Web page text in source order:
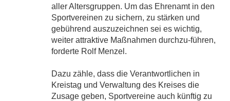
aller Altersgruppen. Um das Ehrenamt in den
Sportvereinen zu sichern, zu stärken und
gebührend auszuzeichnen sei es wichtig,
weiter attraktive Maßnahmen durchzu-führen,
forderte Rolf Menzel.
Dazu zähle, dass die Verantwortlichen in
Kreistag und Verwaltung des Kreises die
Zusage geben, Sportvereine auch künftig zu